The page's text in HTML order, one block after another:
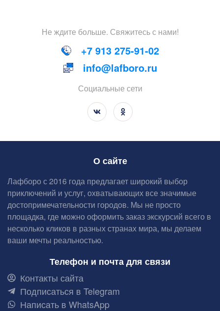
Не ждите больше. Свяжитесьс нами!
+7 913 275-91-02
info@lafboro.ru
Социальные сети
О сайте
Лафборо с 2016 года предлагает широкий выбор
приключений и услуг, охватывающих все значимые
достопримечательности городов. Мы не просто
площадка, где можно оформить заказ экскурсий всего в
несколько кликов в разных странах мира, мы делаем
ваши мечты реальностью.
Телефон и почта для связи
Контакты сайта
Подписаться в Telegram
Написать в WhatsApp